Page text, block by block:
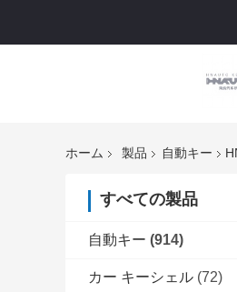
ホーム 製品 自動キー
すべての製品
自動キー (914)
カー キーシェル (72)